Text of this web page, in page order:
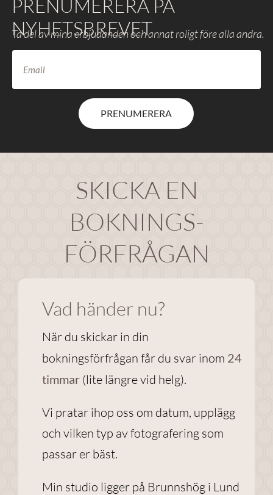
PRENUMERERA PÅ
NYHETSBREVET
Ta del av mina erbjudanden och annat roligt före alla andra.
PRENUMERERA
SKICKA EN
BOKNINGS-
FÖRFRÅGAN
Vad händer nu?
När du skickar in din
bokningsförfrågan får du svar inom 24
timmar(lite längre vid helg).
Vi pratar ihop oss om datum, upplägg
och vilken typ av fotografering som
passar er bäst.
Min studio ligger på Brunnshög i Lund
Nödvändiga
Dessa
cookies går
inte att välja
bort. De
webbplatsen
över huvud
taget ska